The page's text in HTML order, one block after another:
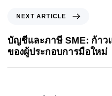
NEXT ARTICLE
บัญชีและภาษี SME: ก้าว
ของผู้ประกอบการมือใหม่